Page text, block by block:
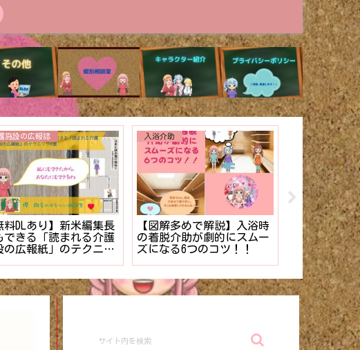
レ介助
だ終わらない】を解
人介護士でもできる
介助の管理法
その他
介護施設のケース記録の書
き方。【マニュアル】
【少ない準
イサービス
厳選❤︎